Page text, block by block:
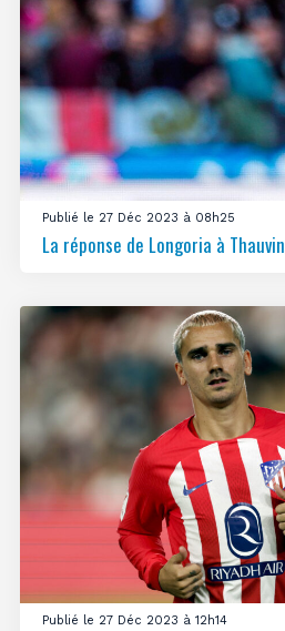
Publié le 27 Déc 2023 à 08h25
La réponse de Longoria à Thauvin
Publié le 27 Déc 2023 à 12h14